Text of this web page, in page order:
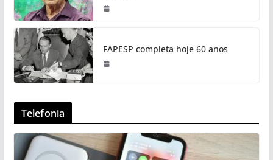
FAPESP completa hoje 60 anos
Telefonia